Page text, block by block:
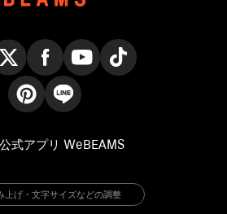
公式アプリ WeBEAMS
上げ・文字サイズなどの調整